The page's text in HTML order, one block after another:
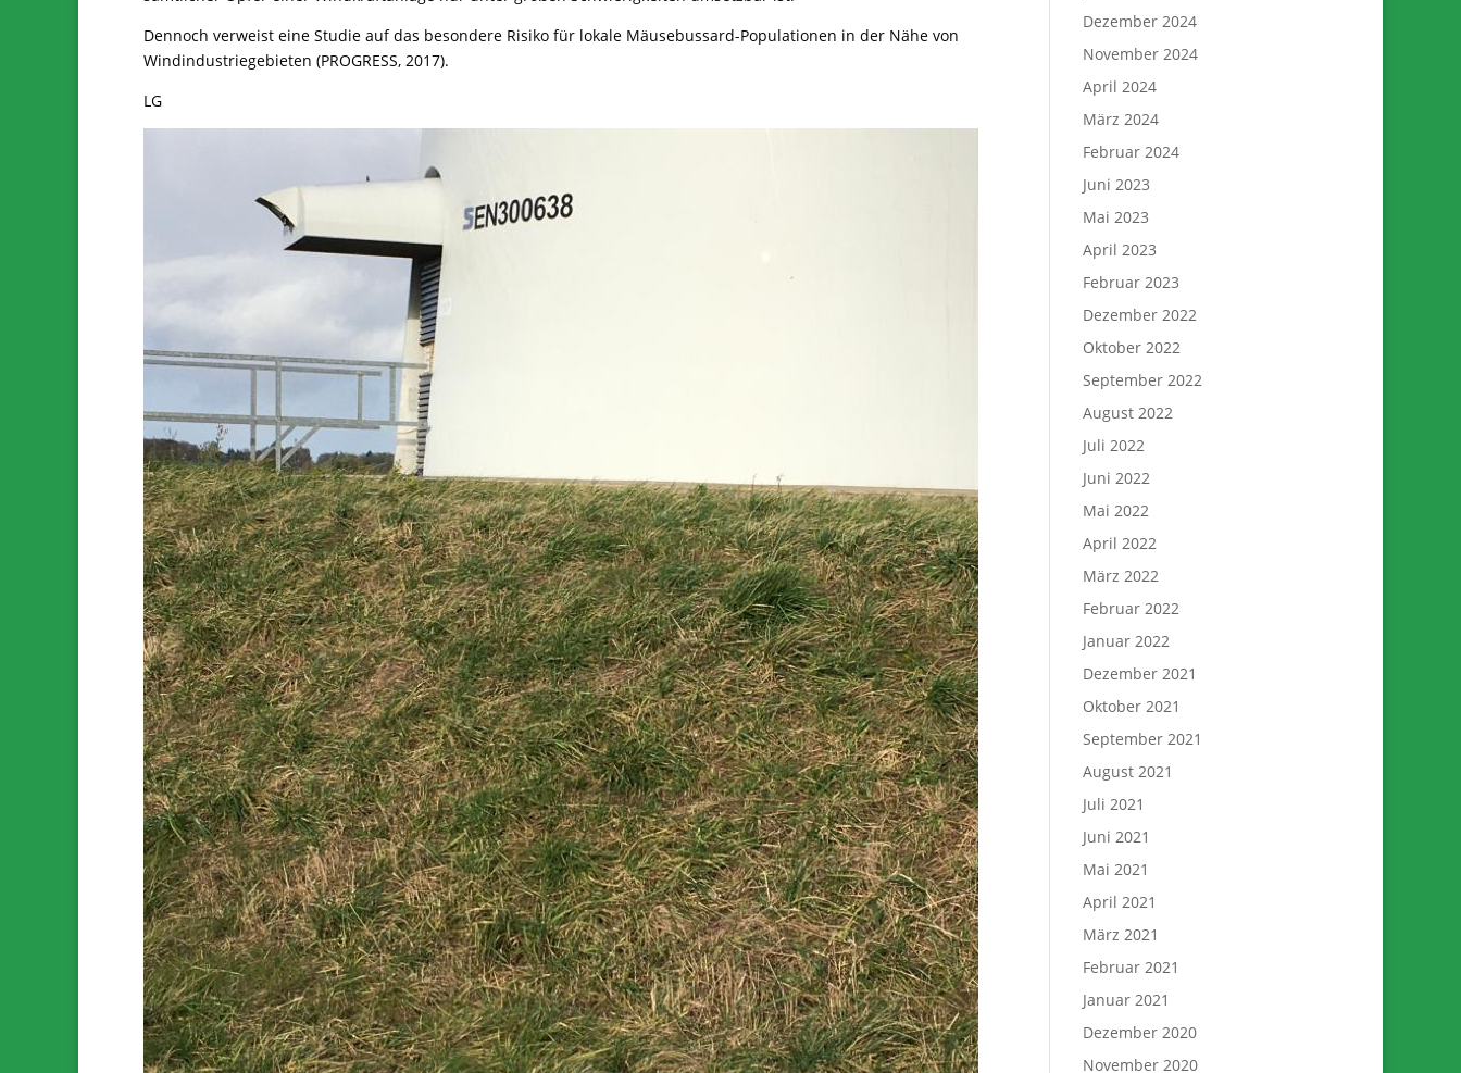
Dennoch verweist eine Studie auf das besondere Risiko für lokale Mäusebussard-Populationen in der Nähe von
Windindustriegebieten (PROGRESS, 2017).
LG
Dezember 2024
November 2024
April 2024
März 2024
Februar 2024
Juni 2023
Mai 2023
April 2023
Februar 2023
Dezember 2022
Oktober 2022
September 2022
August 2022
Juli 2022
Juni 2022
Mai 2022
April 2022
März 2022
Februar 2022
Januar 2022
Dezember 2021
Oktober 2021
September 2021
August 2021
Juli 2021
Juni 2021
Mai 2021
April 2021
März 2021
Februar 2021
Januar 2021
Dezember 2020
November 2020